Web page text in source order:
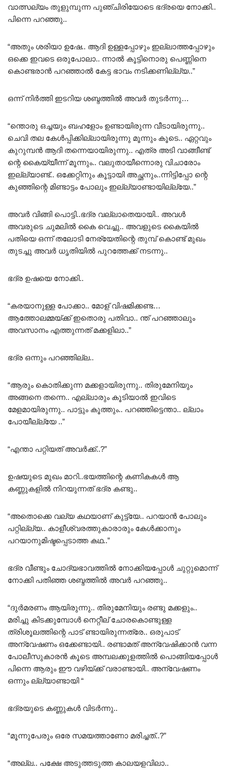
വാത്സല്യം തുളുമ്പുന്ന പുഞ്ചിരിയോടെ ഭദ്ര‌യെ നോക്കി..
പിന്നെ പറഞ്ഞു..
“അതും ശരിയാ ഉഷേ.. ആദി ഉള്ളപ്പോഴും ഇല്ലാത്തപ്പോഴും
ഒക്കെ ഇവടെ ഒരുപോലാ.. ന്നാൽ കൂട്ടിനൊരു പെണ്ണിനെ
കൊണ്ടരാൻ പറഞ്ഞാൽ കേട്ട ഭാവം നടിക്കണില്ല്യ..”
ഒന്ന് നിർത്തി ഇടറിയ ശബ്ദത്തിൽ അവർ തുടർന്നു…
“ന്തൊരു ഒച്ചയും ബഹളോം ഉണ്ടായിരുന്ന വീടായിരുന്നു..
ചെവി തല കേൾപ്പിക്കില്ലായിരുന്നു മൂന്നും കൂടെ.. ഏറ്റവും
കുറുമ്പൻ ആദി തന്നെയായിരുന്നു.. എത്ര അടി വാങ്ങീണ്ട്
ന്റെ കൈയ്യീന്ന് മൂന്നും.. വലുതായീന്നൊരു വിചാരോം
ഇല്ല്യാണ്ട്.. ഒക്കേറ്റിനും കൂട്ടായി അച്ഛനും..ന്നിട്ടിപ്പോ ന്റെ
കുഞ്ഞിന്റെ മിണ്ടാട്ടം പോലും ഇല്ല്യാണ്ടായില്ല്യേ..”
അവർ വിങ്ങി പൊട്ടി..ഭദ്ര വല്ലാതെയായി.. അവൾ
അവരുടെ ചുമലിൽ കൈ വെച്ചു.. അവളുടെ കൈയിൽ
പതിയെ ഒന്ന് തലോടി നേര്യേതിന്റെ തുമ്പ് കൊണ്ട് മുഖം
തുടച്ചു അവർ ധൃതിയിൽ പുറത്തേക്ക് നടന്നു..
ഭദ്ര ഉഷയെ നോക്കി..
“കരയാനുള്ള പോക്കാ.. മോള് വിഷമിക്കണ്ട…
ആത്തോലമ്മയ്ക്ക് ഇതൊരു പതിവാ.. ന്ത്‌ പറഞ്ഞാലും
അവസാനം എത്തുന്നത് മക്കളിലാ..”
ഭദ്ര ഒന്നും പറഞ്ഞില്ല..
“ആരും കൊതിക്കുന്ന മക്കളായിരുന്നു.. തിരുമേനിയും
അങ്ങനെ തന്നെ.. എല്ലാരും കൂടിയാൽ ഇവിടെ
മേളമായിരുന്നു.. പാട്ടും കൂത്തും.. പറഞ്ഞിട്ടെന്താ.. ല്ലാം
പോയീല്ല്യേ ..”
“എന്താ പറ്റിയത് അവർക്ക്..?”
ഉഷയുടെ മുഖം മാറി..ഭയത്തിന്റെ കണികകൾ ആ
കണ്ണുകളിൽ നിറയുന്നത് ഭദ്ര കണ്ടു..
“അതൊക്കെ വല്യ കഥയാണ് കുട്ട്യേ.. പറയാൻ പോലും
പറ്റില്ല്യ.. കാളീശ്വരത്തുകാരാരും കേൾക്കാനും
പറയാനുമിഷ്ടപ്പെടാത്ത കഥ..”
ഭദ്ര വീണ്ടും ചോദ്യഭാവത്തിൽ നോക്കിയപ്പോൾ ചുറ്റുമൊന്ന്
നോക്കി പതിഞ്ഞ ശബ്ദത്തിൽ അവർ പറഞ്ഞു..
“ദുർമരണം ആയിരുന്നു.. തിരുമേനിയും രണ്ടു മക്കളും..
മരിച്ചു കിടക്കുമ്പോൾ നെറ്റീല് ചോരകൊണ്ടുള്ള
ത്രിശൂലത്തിന്റെ പാട് ണ്ടായിരുന്നത്രേ.. ഒരുപാട്
അന്വേഷണം ഒക്കേണ്ടായി.. രണ്ടാമത് അന്വേഷിക്കാൻ വന്ന
പോലീസുകാരൻ കൂടെ അമ്പലക്കുളത്തിൽ പൊങ്ങിയപ്പോൾ
പിന്നെ ആരും ഈ വഴിയ്ക്ക് വരാണ്ടായി.. അന്വേഷണം
ഒന്നും ല്ല്യാണ്ടായി “
ഭദ്രയുടെ കണ്ണുകൾ വിടർന്നു..
“മൂന്നുപേരും ഒരേ സമയത്താണോ മരിച്ചത്..?”
“അല്ല.. പക്ഷേ അടുത്തടുത്ത കാലയളവിലാ..